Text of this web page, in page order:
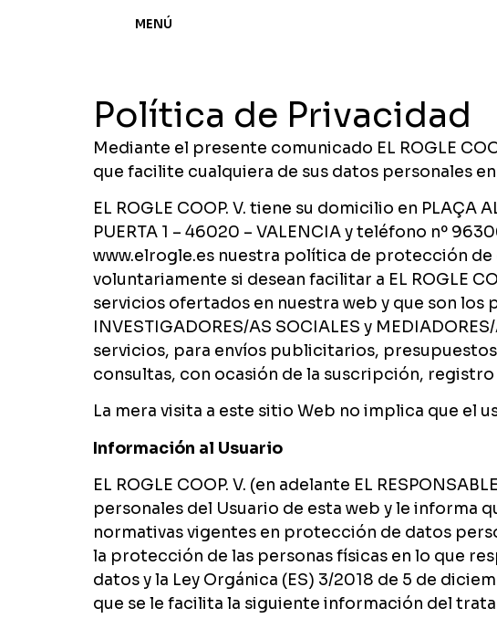
MENÚ
Política de Privacidad
Mediante el presente comunicado EL ROGLE
que facilite cualquiera de sus datos personales en
EL ROGLE COOP. V. tiene su domicilio en PLAÇA
PUERTA 1 – 46020 – VALENCIA y teléfono nº
www.elrogle.es nuestra política de protección
voluntariamente si desean facilitar a EL ROGLE
servicios ofertados en nuestra web y que son los
INVESTIGADORES/AS SOCIALES y
servicios, para envíos publicitarios,
consultas, con ocasión de la suscripción,
La mera visita a este sitio Web no implica que el
Información al Usuario
EL ROGLE COOP. V. (en adelante EL
personales del Usuario de esta web y le informa
normativas vigentes en protección de datos
la protección de las personas físicas en lo que
datos y la Ley Orgánica (ES) 3/2018 de 5 de
que se le facilita la siguiente información del